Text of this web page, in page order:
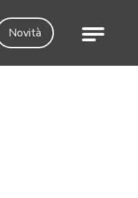
Novità Menu